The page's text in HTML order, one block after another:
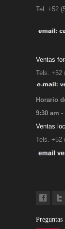
Tel.
Ventas
Tels. +52
Horario
9:30 am -
Ventas
Tels. +52
Preguntas